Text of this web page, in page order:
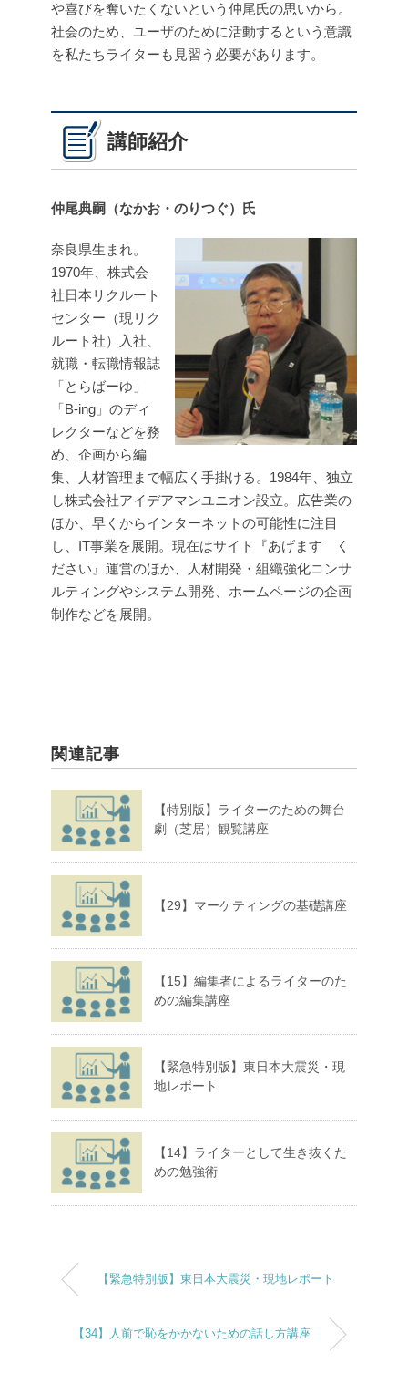
や喜びを奪いたくないという仲尾氏の思いから。
社会のため、ユーザのために活動するという意識
を私たちライターも見習う必要があります。
講師紹介
仲尾典嗣（なかお・のりつぐ）氏
奈良県生まれ。
1970年、株式会
社日本リクルート
センター（現リク
ルート社）入社、
就職・転職情報誌
「とらばーゆ」
「B-ing」のディ
レクターなどを務
め、企画から編
集、人材管理まで幅広く手掛ける。1984年、独立
し株式会社アイデアマンユニオン設立。広告業の
ほか、早くからインターネットの可能性に注目
し、IT事業を展開。現在はサイト『あげます く
ださい』運営のほか、人材開発・組織強化コンサ
ルティングやシステム開発、ホームページの企画
制作などを展開。
関連記事
【特別版】ライターのための舞台
劇（芝居）観覧講座
【29】マーケティングの基礎講座
【15】編集者によるライターのた
めの編集講座
【緊急特別版】東日本大震災・現
地レポート
【14】ライターとして生き抜くた
めの勉強術
【緊急特別版】東日本大震災・現地レポート
【34】人前で恥をかかないための話し方講座